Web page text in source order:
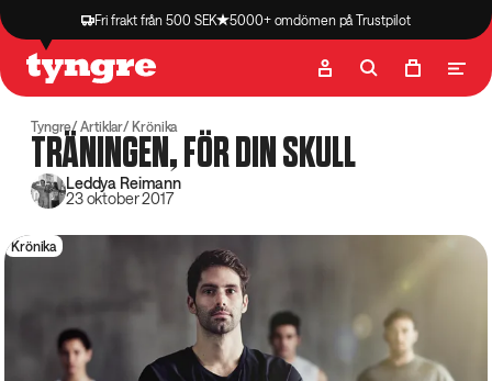
Fri frakt från 500 SEK 5000+ omdömen på Trustpilot
Butik Recept
Tyngre Artiklar Krönika
TRÄNINGEN, FÖR DIN SKULL
Leddya Reimann
23 oktober 2017
Krönika